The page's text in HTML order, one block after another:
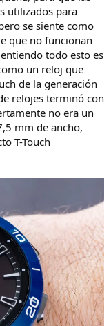
utilizados para
se siente como
que no funcionan
todo esto es
un reloj que
de la generación
relojes terminó con
no era un
mm de ancho,
T-Touch